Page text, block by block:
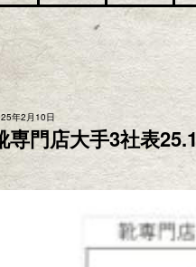
年2月10日
専門店大手3社表25.1